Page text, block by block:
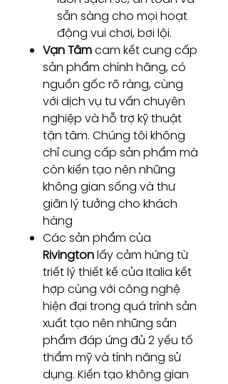
sẵn sàng cho mọi hoạt
động vui chơi, bơi lội.
Vạn Tâmcam kết cung cấp
sản phẩm chính hãng, có
nguồn gốc rõ ràng, cùng
với dịch vụ tư vấn chuyên
nghiệp và hỗ trợ kỹ thuật
tận tâm. Chúng tôi không
chỉ cung cấp sản phẩm mà
còn kiến tạo nên những
không gian sống và thư
giãn lý tưởng cho khách
hàng
Các sản phẩm của
Rivingtonlấy cảm hứng từ
triết lý thiết kế của Italia kết
hợp cùng với công nghệ
hiện đại trong quá trình sản
xuất tạo nên những sản
phẩm đáp ứng đủ 2 yếu tố
thẩm mỹ và tính năng sử
dụng. Kiến tạo không gian